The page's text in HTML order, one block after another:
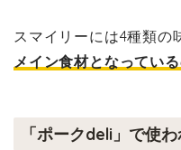
スマイリーには4種類の
メイン食材となってい
「ポークdeli」で使